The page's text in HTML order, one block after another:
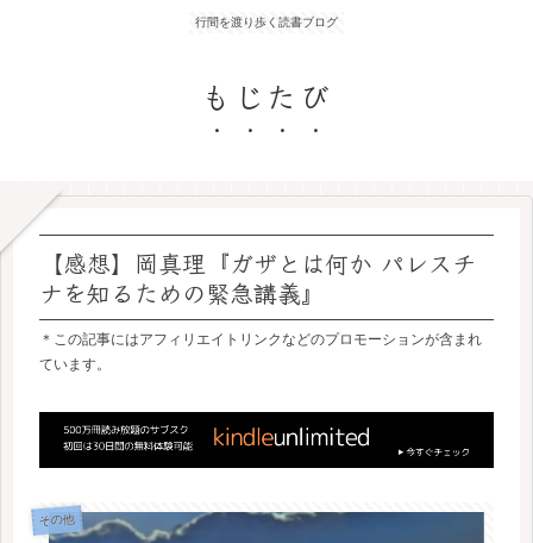
行間を渡り歩く読書ブログ
もじたび
【感想】岡真理『ガザとは何か パレスチ
ナを知るための緊急講義』
＊この記事にはアフィリエイトリンクなどのプロモーションが含まれ
ています。
その他